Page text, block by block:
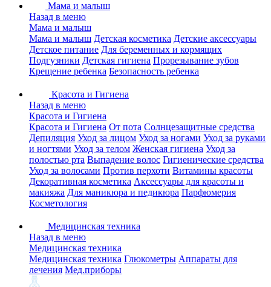
Мама и малыш
Назад в меню
Мама и малыш
Мама и малыш Детская косметика Детские аксессуары
Детское питание Для беременных и кормящих
Подгузники Детская гигиена Прорезывание зубов
Крещение ребенка Безопасность ребенка
Красота и Гигиена
Назад в меню
Красота и Гигиена
Красота и Гигиена От пота Солнцезащитные средства
Депиляция Уход за лицом Уход за ногами Уход за руками
и ногтями Уход за телом Женская гигиена Уход за
полостью рта Выпадение волос Гигиенические средства
Уход за волосами Против перхоти Витамины красоты
Декоративная косметика Аксессуары для красоты и
макияжа Для маникюра и педикюра Парфюмерия
Косметология
Медицинская техника
Назад в меню
Медицинская техника
Медицинская техника Глюкометры Аппараты для
лечения Мед.приборы